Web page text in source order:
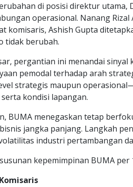
di posisi direktur
operasional. Nanang
komisaris, Ashish Gupta
tidak berubah.
pergantian ini menandai
pemodal terhadap arah
strategis maupun
kondisi lapangan.
BUMA menegaskan tetap
jangka panjang. Langkah
industri pertambangan
kepemimpinan BUMA per